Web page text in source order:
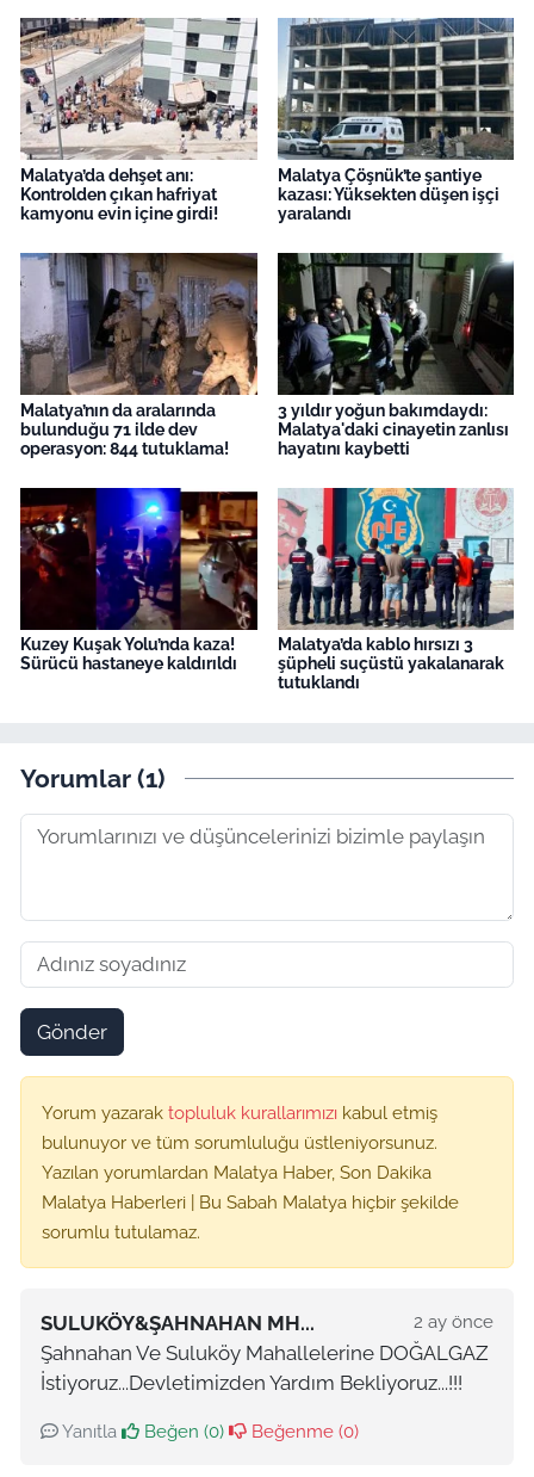
Malatya’da dehşet anı:
Kontrolden çıkan hafriyat
kamyonu evin içine girdi!
Malatya Çöşnük’te şantiye
kazası: Yüksekten düşen işçi
yaralandı
Malatya’nın da aralarında
bulunduğu 71 ilde dev
operasyon: 844 tutuklama!
3 yıldır yoğun bakımdaydı:
Malatya'daki cinayetin zanlısı
hayatını kaybetti
Kuzey Kuşak Yolu’nda kaza!
Sürücü hastaneye kaldırıldı
Malatya’da kablo hırsızı 3
şüpheli suçüstü yakalanarak
tutuklandı
Yorumlar (1)
Gönder
Yorum yazarak topluluk kurallarımızı kabul etmiş
bulunuyor ve tüm sorumluluğu üstleniyorsunuz.
Yazılan yorumlardan Malatya Haber, Son Dakika
Malatya Haberleri | Bu Sabah Malatya hiçbir şekilde
sorumlu tutulamaz.
SULUKÖY&ŞAHNAHAN MH... 2 ay önce
Şahnahan Ve Suluköy Mahallelerine DOĞALGAZ
İstiyoruz...Devletimizden Yardım Bekliyoruz...!!!
Yanıtla Beğen (0) Beğenme (0)